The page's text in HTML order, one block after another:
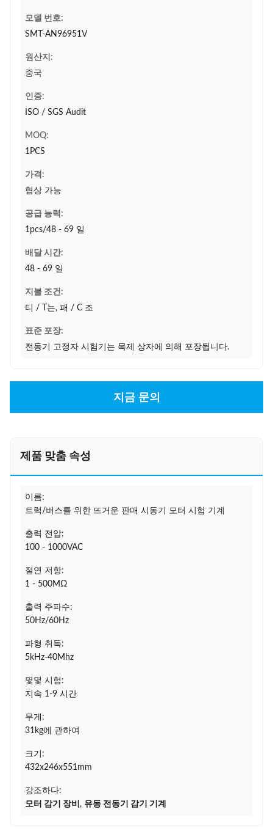
모델 번호:
SMT-AN96951V
원산지:
중국
인증:
ISO / SGS Audit
MOQ:
1PCS
가격:
협상 가능
공급 능력:
1pcs/48 - 69 일
배달 시간:
48 - 69 일
지불 조건:
티 / T는, 패 / C 조
표준 포장:
전동기 고정자 시험기는 목제 상자에 의해 포장됩니다.
지금 문의
제품 맞춤 속성
이름:
트럭/버스를 위한 뜨거운 판매 시동기 모터 시험 기계
출력 전압:
100 - 1000VAC
절연 저항:
1 - 500MΩ
출력 주파수:
50Hz/60Hz
파형 취득:
5kHz-40Mhz
몇몇 시험:
지속 1-9 시간
무게:
31kg에 관하여
크기:
432x246x551mm
강조하다:
모터 감기 장비 , 유동 전동기 감기 기계